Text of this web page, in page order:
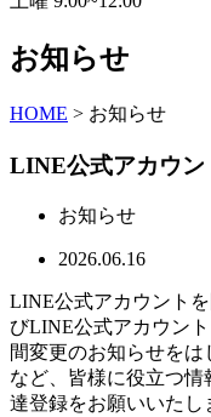
お知らせ
HOME > お知らせ
LINE公式アカウン
お知らせ
2026.06.16
LINE公式アカウント
びLINE公式アカウン
間変更のお知らせを
など、皆様に役立つ
達登録をお願いいた